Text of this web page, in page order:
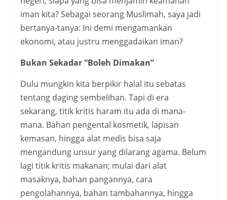
iman kita? Sebagai seorang Muslimah, saya jadi
bertanya-tanya: Ini demi mengamankan
ekonomi, atau justru menggadaikan iman?
Bukan Sekadar “Boleh Dimakan”
Dulu mungkin kita berpikir halal itu sebatas
tentang daging sembelihan. Tapi di era
sekarang, titik kritis haram itu ada di mana-
mana. Bahan pengental kosmetik, lapisan
kemasan, hingga alat medis bisa saja
mengandung unsur yang dilarang agama. Belum
lagi titik kritis makanan; mulai dari alat
masaknya, bahan pangannya, cara
pengolahannya, bahan tambahannya, hingga